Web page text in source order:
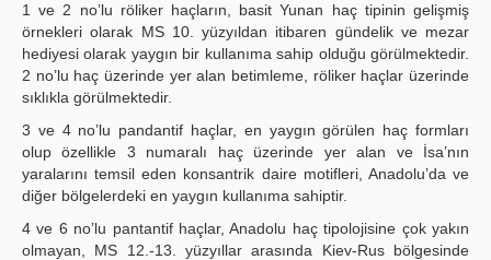
1 ve 2 no’lu röliker haçların, basit Yunan haç tipinin gelişmiş
örnekleri olarak MS 10. yüzyıldan itibaren gündelik ve mezar
hediyesi olarak yaygın bir kullanıma sahip olduğu görülmektedir.
2 no’lu haç üzerinde yer alan betimleme, röliker haçlar üzerinde
sıklıkla görülmektedir.
3 ve 4 no’lu pandantif haçlar, en yaygın görülen haç formları
olup özellikle 3 numaralı haç üzerinde yer alan ve İsa’nın
yaralarını temsil eden konsantrik daire motifleri, Anadolu’da ve
diğer bölgelerdeki en yaygın kullanıma sahiptir.
4 ve 6 no’lu pantantif haçlar, Anadolu haç tipolojisine çok yakın
olmayan, MS 12.-13. yüzyıllar arasında Kiev-Rus bölgesinde